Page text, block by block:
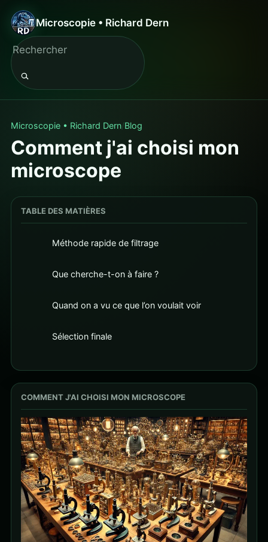
Microscopie • Richard Dern
Microscopie • Richard Dern Blog
Comment j'ai choisi mon
microscope
TABLE DES MATIÈRES
Méthode rapide de filtrage
Que cherche-t-on à faire ?
Quand on a vu ce que l’on voulait voir
Sélection finale
COMMENT J'AI CHOISI MON MICROSCOPE